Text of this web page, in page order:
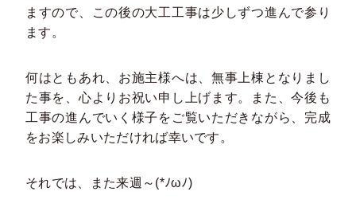
ますので、この後の大工工事は少しずつ進んで参り
ます。
何はともあれ、お施主様へは、無事上棟となりまし
た事を、心よりお祝い申し上げます。また、今後も
工事の進んでいく様子をご覧いただきながら、完成
をお楽しみいただければ幸いです。
それでは、また来週～(*ﾉωﾉ)